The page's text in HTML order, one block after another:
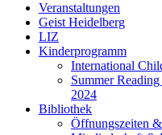
Veranstaltungen
Geist Heidelberg
LIZ
Kinderprogramm
International
Summer
2024
Bibliothek
Öffnungszeiten